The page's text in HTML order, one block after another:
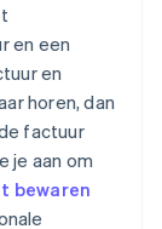
en een
en
horen, dan
factuur
je aan om
bewaren